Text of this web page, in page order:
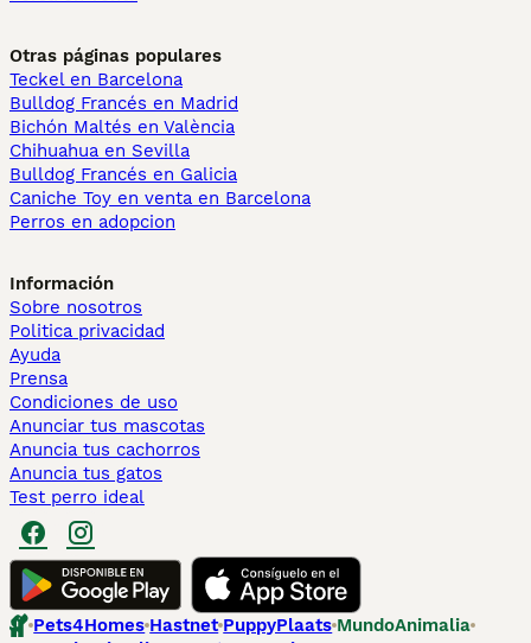
Otras páginas populares
Teckel en Barcelona
Bulldog Francés en Madrid
Bichón Maltés en València
Chihuahua en Sevilla
Bulldog Francés en Galicia
Caniche Toy en venta en Barcelona
Perros en adopcion
Información
Sobre nosotros
Politica privacidad
Ayuda
Prensa
Condiciones de uso
Anunciar tus mascotas
Anuncia tus cachorros
Anuncia tus gatos
Test perro ideal
Pets4Homes Hastnet PuppyPlaats MundoAnimalia